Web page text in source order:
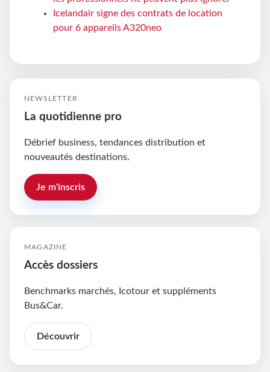
Icelandair signe des contrats de location
pour 6 appareils A320neo
NEWSLETTER
La quotidienne pro
Débrief business, tendances distribution et
nouveautés destinations.
Je m'inscris
MAGAZINE
Accès dossiers
Benchmarks marchés, Icotour et suppléments
Bus&Car.
Découvrir